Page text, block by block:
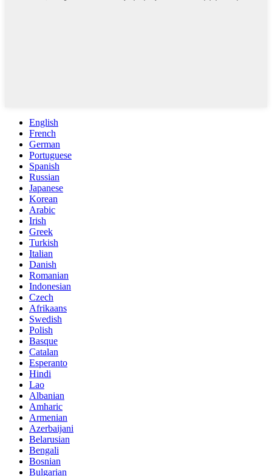
English
French
German
Portuguese
Spanish
Russian
Japanese
Korean
Arabic
Irish
Greek
Turkish
Italian
Danish
Romanian
Indonesian
Czech
Afrikaans
Swedish
Polish
Basque
Catalan
Esperanto
Hindi
Lao
Albanian
Amharic
Armenian
Azerbaijani
Belarusian
Bengali
Bosnian
Bulgarian